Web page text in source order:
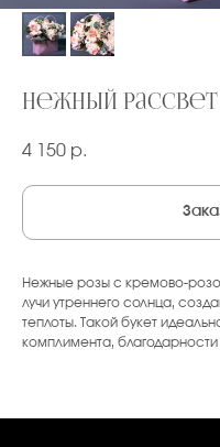
Нежный рассвет
4 150 р.
Нежные розы с кремово-
лучи утреннего солнца,
теплоты. Такой букет
комплимента, благодарности